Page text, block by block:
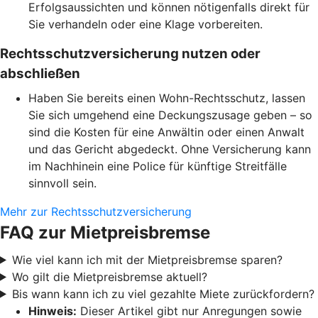
Erfolgsaussichten und können nötigenfalls direkt für
Sie verhandeln oder eine Klage vorbereiten.
Rechtsschutzversicherung nutzen oder
abschließen
Haben Sie bereits einen Wohn-Rechtsschutz, lassen
Sie sich umgehend eine Deckungszusage geben – so
sind die Kosten für eine Anwältin oder einen Anwalt
und das Gericht abgedeckt. Ohne Versicherung kann
im Nachhinein eine Police für künftige Streitfälle
sinnvoll sein.
Mehr zur Rechtsschutzversicherung
FAQ zur Mietpreisbremse
Wie viel kann ich mit der Mietpreisbremse sparen?
Wo gilt die Mietpreisbremse aktuell?
Bis wann kann ich zu viel gezahlte Miete zurückfordern?
Hinweis: Dieser Artikel gibt nur Anregungen sowie